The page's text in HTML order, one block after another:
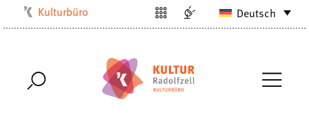
Kulturbüro
Stadtarchiv
Deutsch